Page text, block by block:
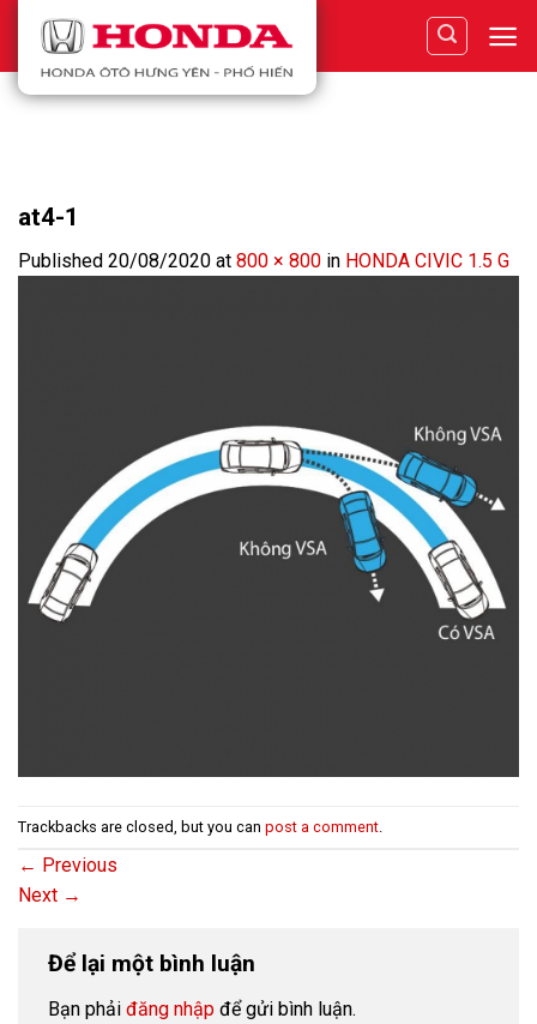
content
at4-1
Published 20/08/2020 at 800 × 800 in HONDA CIVIC 1.5 G
Trackbacks are closed, but you can post a comment
← Previous
Next →
Để lại một bình luận
Bạn phải đăng nhập để gửi bình luận.